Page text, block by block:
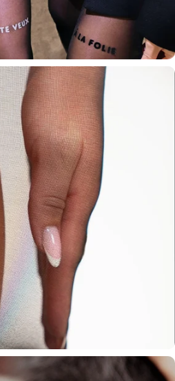
PAILLETÉE.
Choisissez celui qui vous ressemble.